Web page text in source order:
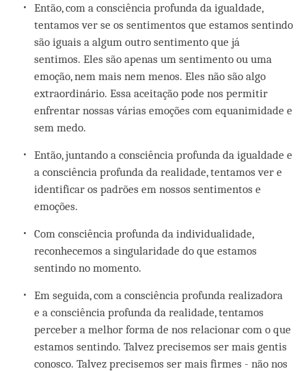
Então, com a consciência profunda da igualdade,
tentamos ver se os sentimentos que estamos sentindo
são iguais a algum outro sentimento que já
sentimos. Eles são apenas um sentimento ou uma
emoção, nem mais nem menos. Eles não são algo
extraordinário. Essa aceitação pode nos permitir
enfrentar nossas várias emoções com equanimidade e
sem medo.
Então, juntando a consciência profunda da igualdade e
a consciência profunda da realidade, tentamos ver e
identificar os padrões em nossos sentimentos e
emoções.
Com consciência profunda da individualidade,
reconhecemos a singularidade do que estamos
sentindo no momento.
Em seguida, com a consciência profunda realizadora
e a consciência profunda da realidade, tentamos
perceber a melhor forma de nos relacionar com o que
estamos sentindo. Talvez precisemos ser mais gentis
conosco. Talvez precisemos ser mais firmes - não nos